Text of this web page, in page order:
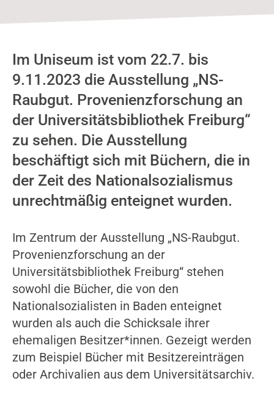
Im Uniseum ist vom 22.7. bis
9.11.2023 die Ausstellung „NS-
Raubgut. Provenienzforschung an
der Universitätsbibliothek Freiburg“
zu sehen. Die Ausstellung
beschäftigt sich mit Büchern, die in
der Zeit des Nationalsozialismus
unrechtmäßig enteignet wurden.
Im Zentrum der Ausstellung „NS-Raubgut.
Provenienzforschung an der
Universitätsbibliothek Freiburg“ stehen
sowohl die Bücher, die von den
Nationalsozialisten in Baden enteignet
wurden als auch die Schicksale ihrer
ehemaligen Besitzer*innen. Gezeigt werden
zum Beispiel Bücher mit Besitzereinträgen
oder Archivalien aus dem Universitätsarchiv.